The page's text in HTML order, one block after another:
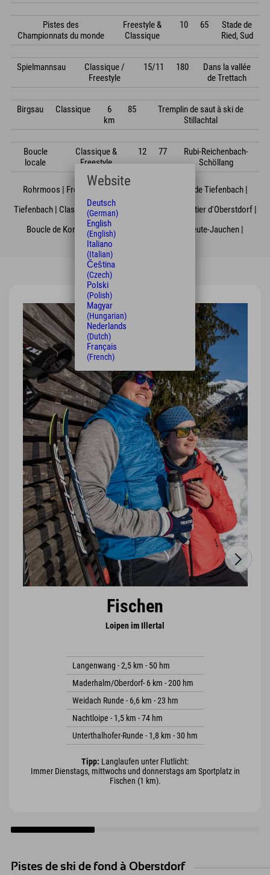
Pistes des
Championnats du monde
Freestyle &
Classique
10 65
Stade de
Ried, Sud
Spielmannsau
Classique /
Freestyle
15/11 180
Dans la vallée
de Trettach
Birgsau Classique
6
km
85
Tremplin de saut à ski de
Stillachtal
Boucle
locale
Classique &
Freestyle
12 77
Rubi-Reichenbach-
Schöllang
Rohrmoos | Freestyle & Classique | 10 | 73 | près de Tiefenbach |
Tiefenbach | Classique / Freestyle | 4/1,5 | 56 | Quartier d'Oberstdorf |
Boucle de Kornau | Classique | 4 | 55 | Kornau-Reute-Jauchen |
Fischen
Loipen im Illertal
Langenwang - 2,5 km - 50 hm
Maderhalm/Oberdorf- 6 km - 200 hm
Weidach Runde - 6,6 km - 23 hm
Nachtloipe - 1,5 km - 74 hm
Unterthalhofer-Runde - 1,8 km - 30 hm
Tipp: Langlaufen unter Flutlicht:
Immer Dienstags, mittwochs und donnerstags am Sportplatz in
Fischen (1 km).
Pistes de ski de fond à Oberstdorf
Website
Deutsch
(German)
English
(English)
Italiano
(Italian)
Čeština
(Czech)
Polski
(Polish)
Magyar
(Hungarian)
Nederlands
(Dutch)
Français
(French)